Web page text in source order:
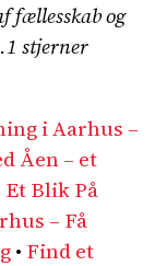
fællesskab og
stjerner
i Aarhus –
Åen – et
Et Blik På
– Få
• Find et